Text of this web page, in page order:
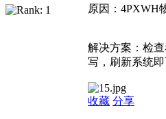
原因：4PXWH
解决方案：检
写，刷新系统即
收藏 分享